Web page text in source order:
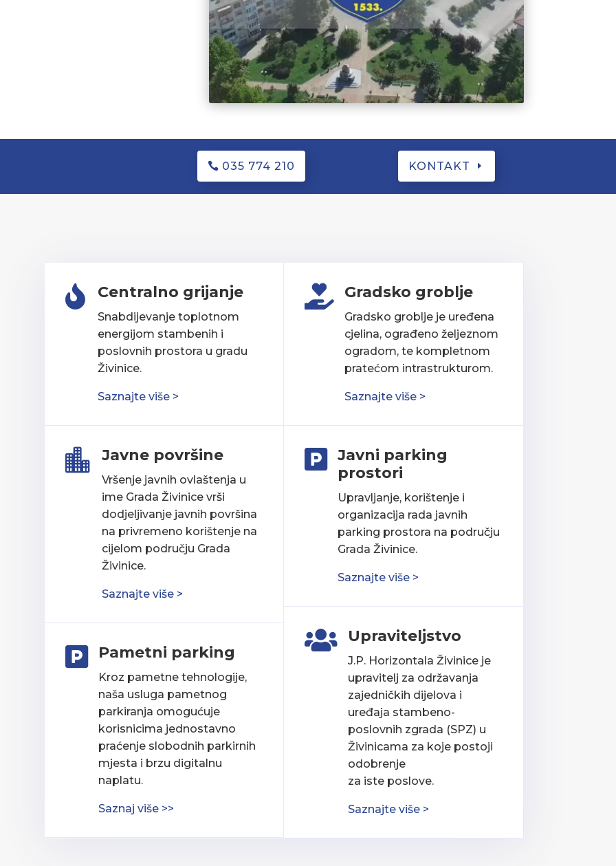
035 774 210 KONTAKT
 Centralno grijanje
Snabdijevanje toplotnom
energijom stambenih i
poslovnih prostora u gradu
Živinice.
Saznajte više >
 Javne površine
Vršenje javnih ovlaštenja u
ime Grada Živinice vrši
dodjeljivanje javnih površina
na privremeno korištenje na
cijelom području Grada
Živinice.
Saznajte više >
 Pametni parking
Kroz pametne tehnologije,
naša usluga pametnog
parkiranja omogućuje
korisnicima jednostavno
praćenje slobodnih parkirnih
mjesta i brzu digitalnu
naplatu.
Saznaj više >>
 Gradsko groblje
Gradsko groblje je uređena
cjelina, ograđeno željeznom
ogradom, te kompletnom
pratećom intrastrukturom.
Saznajte više >

Javni parking
prostori
Upravljanje, korištenje i
organizacija rada javnih
parking prostora na području
Grada Živinice.
Saznajte više >
 Upraviteljstvo
J.P. Horizontala Živinice je
upravitelj za održavanja
zajedničkih dijelova i
uređaja stambeno-
poslovnih zgrada (SPZ) u
Živinicama za koje postoji
odobrenje
za iste poslove.
Saznajte više >